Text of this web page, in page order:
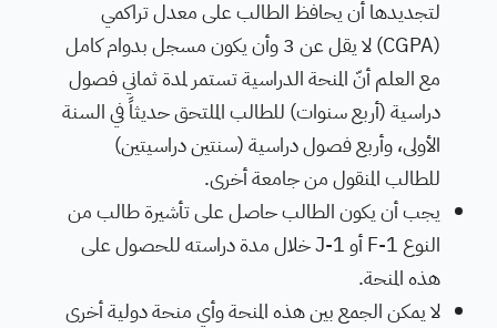
لتجديدها أن يحافظ الطالب على معدل تراكمي
(CGPA) لا يقل عن 3 وأن يكون مسجل بدوام كامل
مع العلم أنّ المنحة الدراسية تستمر لمدة ثماني فصول
دراسية (أربع سنوات) للطالب الملتحق حديثاً في السنة
الأولى، وأربع فصول دراسية (سنتين دراسيتين)
للطالب المنقول من جامعة أخرى.
يجب أن يكون الطالب حاصل على تأشيرة طالب من
النوع F-1 أو J-1 خلال مدة دراسته للحصول على
هذه المنحة.
لا يمكن الجمع بين هذه المنحة وأي منحة دولية أخرى